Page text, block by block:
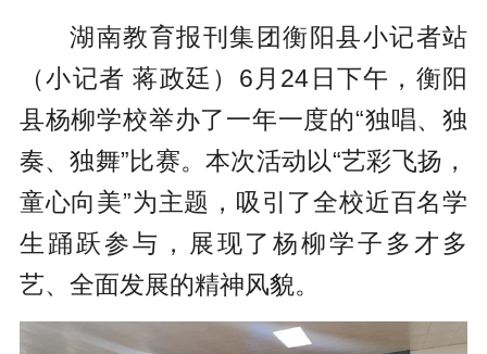
湖南教育报刊集团衡阳县小记者站
（小记者 蒋政廷）6月24日下午，衡阳
县杨柳学校举办了一年一度的“独唱、独
奏、独舞”比赛。本次活动以“艺彩飞扬，
童心向美”为主题，吸引了全校近百名学
生踊跃参与，展现了杨柳学子多才多
艺、全面发展的精神风貌。